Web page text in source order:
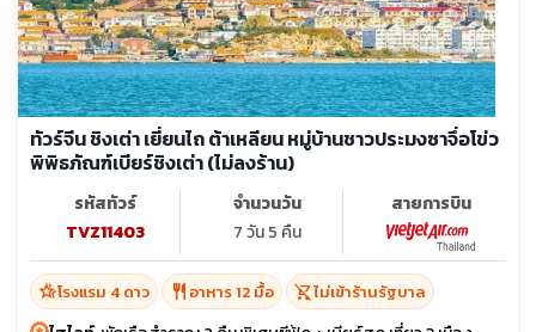
ทัวร์จีน ชิงเต่า เยี่ยนไถ ต้าเหลียน หมู่บ้านชาวประมงซาจึ่อโข่ว
พิพิธภัณฑ์เบียร์ชิงเต่า (ไม่ลงร้าน)
รหัสทัวร์
TVZ11403
จำนวนวัน
7 วัน 5 คืน
สายการบิน
hotel_classโรงแรม 4 ดาว restaurant อาหาร 12 มื้อ shopping_cart_offไม่เข้าร้านรัฐบาล